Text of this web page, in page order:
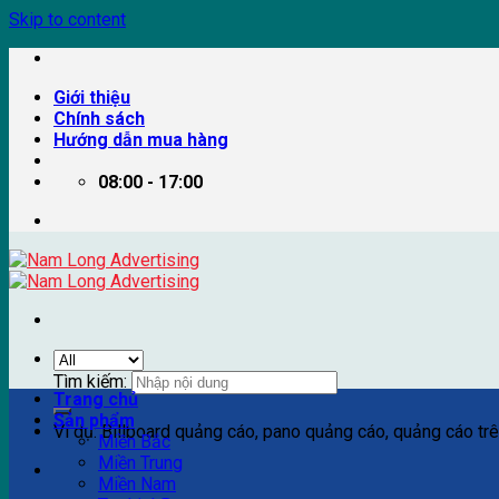
Skip to content
Giới thiệu
Chính sách
Hướng dẫn mua hàng
08:00 - 17:00
Tìm kiếm:
Ví dụ: Billboard quảng cáo, pano quảng cáo, quảng cáo
Trang chủ
Sản phẩm
Miền Bắc
Miền Trung
Miền Nam